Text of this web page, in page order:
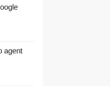
agent